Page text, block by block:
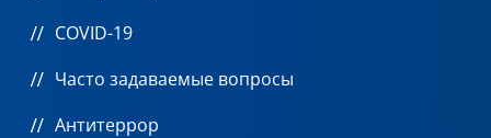
COVID-19
Часто задаваемые вопросы
Антитеррор